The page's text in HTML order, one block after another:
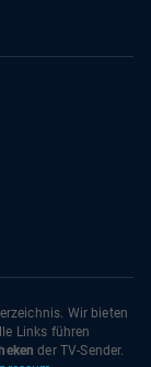
Wir bieten
Links führen
der TV-Sender.